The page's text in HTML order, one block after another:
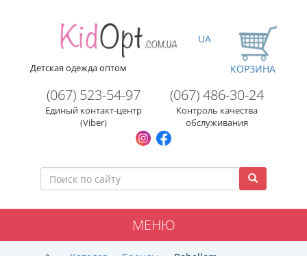
Детская одежда оптом
(067) 523-54-97
Единый контакт-центр
(Viber)
(067) 486-30-24
Контроль качества
обслуживания
UA
КОРЗИНА
МЕНЮ